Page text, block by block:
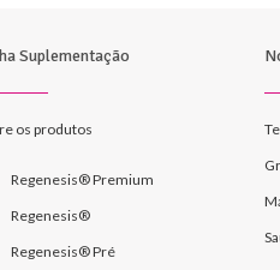
Suplementação
os produtos
Regenesis® Premium
Regenesis®
Regenesis® Pré